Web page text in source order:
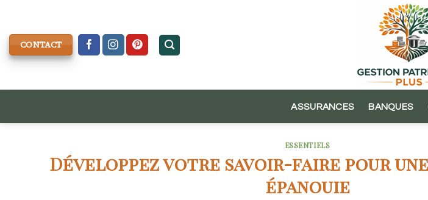
contentCONTACT
ASSURANCES BANQUES
ESSENTIELS
Développez votre savoir-faire pour
épanouie